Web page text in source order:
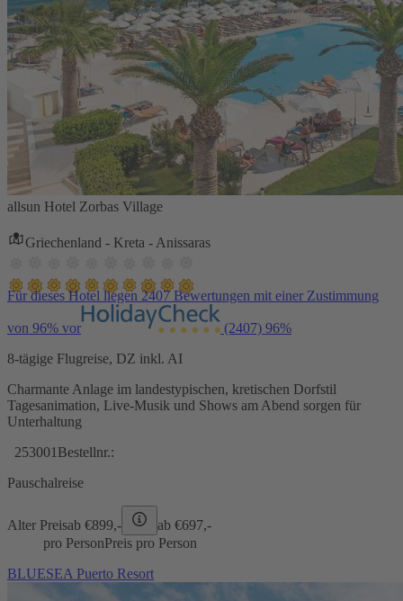
allsun Hotel Zorbas Village
Griechenland - Kreta - Anissaras
Für dieses Hotel liegen 2407 Bewertungen mit einer Zustimmung
von 96% vor (2407) 96%
8-tägige Flugreise, DZ inkl. AI
Charmante Anlage im landestypischen, kretischen Dorfstil
Tagesanimation, Live-Musik und Shows am Abend sorgen für
Unterhaltung
253001 Bestellnr.:
Pauschalreise
Alter Preisab €899,- ab €697,-
pro PersonPreis pro Person
BLUESEA Puerto Resort